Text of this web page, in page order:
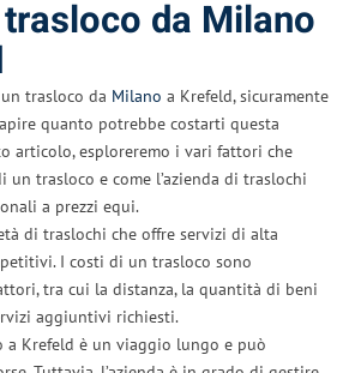
da Milano
trasloco da Milano a Krefeld, sicuramente
quanto potrebbe costarti questa
articolo, esploreremo i vari fattori che
un trasloco e come l’azienda di traslochi
a prezzi equi.
di traslochi che offre servizi di alta
I costi di un trasloco sono
tra cui la distanza, la quantità di beni
aggiuntivi richiesti.
a Krefeld è un viaggio lungo e può